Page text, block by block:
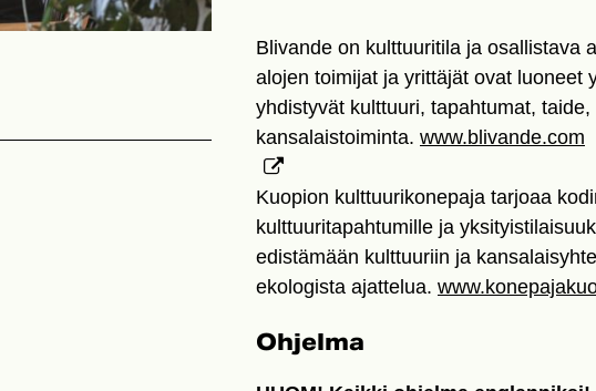
Blivande on kulttuuritila ja osallistava
alojen toimijat ja yrittäjät ovat luoneet
yhdistyvät kulttuuri, tapahtumat,
kansalaistoiminta. www.blivande.com
Kuopion kulttuurikonepaja tarjoaa
kulttuuritapahtumille ja
edistämään kulttuuriin ja
ekologista ajattelua.
Ohjelma